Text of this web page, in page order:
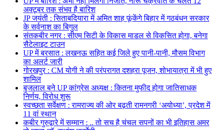
अक्टूबर तक संभव है बारिश
JP जयंती : सिताबदियारा में अमित शाह फूंकेंगे बिहार में गठबंधन सरकार
के सर्वनाश का बिगुल
संतकबीर नगर : सीएम सिटी के विकास माडल से विकसित होगा, बनेगा
सैटेलाइट टाउन
UP में बरसात : लखनऊ सहित कई जिले हुए पानी-पानी, मौसम विभाग
का अलर्ट जारी
गोरखपुर : CM योगी ने की परंपरागत दशहरा पूजन, शोभायात्रा में भी हुए
शामिल
बृजलाल बने UP कांग्रेस अध्यक्ष : कितना मुफीद होगा जातिसाधक
निर्णय, विरोध शुरू
स्वच्छता सर्वेक्षण : रामराज्य की ओर बढ़ती रामनगरी ‘अयोध्या’, प्रदेश में
11 वां स्थान
कबीर गुरुद्वारे में सम्मान : .. तो सच है चंचल सपनों का भी इतिहास अमर